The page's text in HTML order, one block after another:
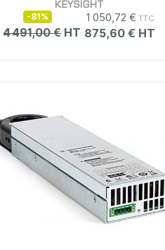
KEYSIGHT
1 050,72 €
875,60 €
4 491,00 €
-81%